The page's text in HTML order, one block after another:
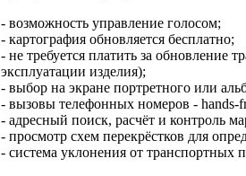
- возможность управление голосом;
- картография обновляется бесплатно;
- не требуется платить за обновление
эксплуатации изделия);
- выбор на экране портретного или
- вызовы телефонных номеров - hands-
- адресный поиск, расчёт и контроль
- просмотр схем перекрёстков для
- система уклонения от транспортных